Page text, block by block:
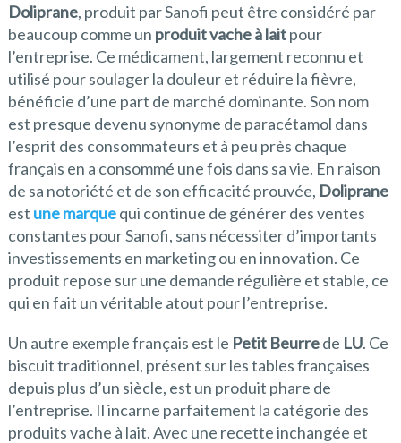
Doliprane, produit par Sanofi peut être considéré par
beaucoup comme un produit vache à laitpour
l’entreprise. Ce médicament, largement reconnu et
utilisé pour soulager la douleur et réduire la fièvre,
bénéficie d’une part de marché dominante. Son nom
est presque devenu synonyme de paracétamol dans
l’esprit des consommateurs et à peu près chaque
français en a consommé une fois dans sa vie. En raison
de sa notoriété et de son efficacité prouvée, Doliprane
est une marquequi continue de générer des ventes
constantes pour Sanofi, sans nécessiter d’importants
investissements en marketing ou en innovation. Ce
produit repose sur une demande régulière et stable, ce
qui en fait un véritable atout pour l’entreprise.
Un autre exemple français est le Petit Beurrede LU. Ce
biscuit traditionnel, présent sur les tables françaises
depuis plus d’un siècle, est un produit phare de
l’entreprise. Il incarne parfaitement la catégorie des
produits vache à lait. Avec une recette inchangée et